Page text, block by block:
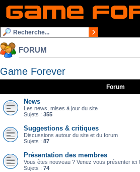
FORUM
Game Forever
Forum
News
Les news, mises à jour du site
Sujets : 355
Suggestions & critiques
Discussions autour du site et du forum
Sujets : 87
Présentation des membres
Vous êtes nouveau ? Venez vous présenter ici !
Sujets : 74